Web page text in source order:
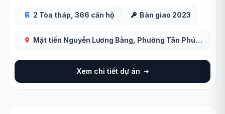
2 Tòa tháp, 366 căn hộ Bàn giao 2023
Mặt tiền Nguyễn Lương Bằng, Phường Tân Phú, Quận 7
Xem chi tiết dự án